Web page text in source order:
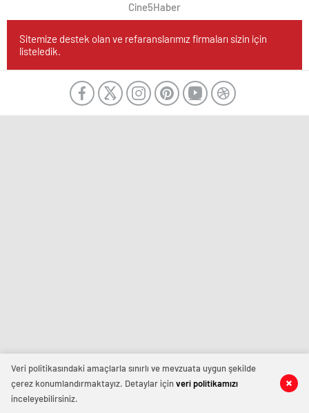
Cine5Haber
Sitemize destek olan ve refaranslarımız firmaları sizin için
listeledik.
Veri politikasındaki amaçlarla sınırlı ve mevzuata uygun şekilde
çerez konumlandırmaktayız. Detaylar içinveri politikamızı
inceleyebilirsiniz.